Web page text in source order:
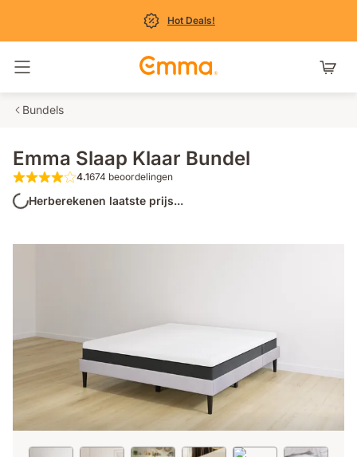
Hot Deals!
Navigatie in- en uitschakelen
Bundels
Emma Slaap Klaar Bundel
4.1 van de 5 sterren 674 beoordelingen
4.1674 beoordelingen
Herberekenen laatste prijs...